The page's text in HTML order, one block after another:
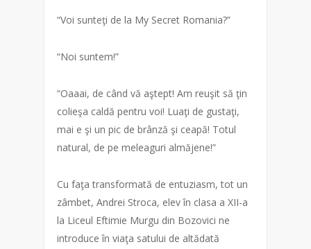
“Voi sunteţi de la My Secret Romania?”
“Noi suntem!”
“Oaaai, de când vă aştept! Am reuşit să ţin
colieşa caldă pentru voi! Luaţi de gustaţi,
mai e şi un pic de brânză şi ceapă! Totul
natural, de pe meleaguri almăjene!”
Cu faţa transformată de entuziasm, tot un
zâmbet, Andrei Stroca, elev în clasa a XII-a
la Liceul Eftimie Murgu din Bozovici ne
introduce în viaţa satului de altădată